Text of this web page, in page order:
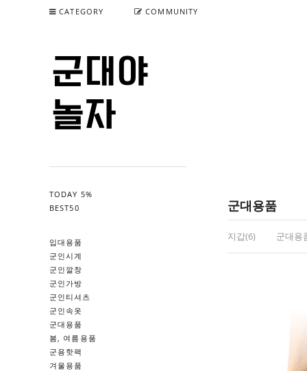
CATEGORY COMMUNITY
TODAY 5%
BEST50
입대용품
군인시계
군인깔창
군인가방
군인티셔츠
군인속옷
군대용품
봄, 여름용품
군용핫팩
겨울용품
군대용품
지갑(6) 군대용